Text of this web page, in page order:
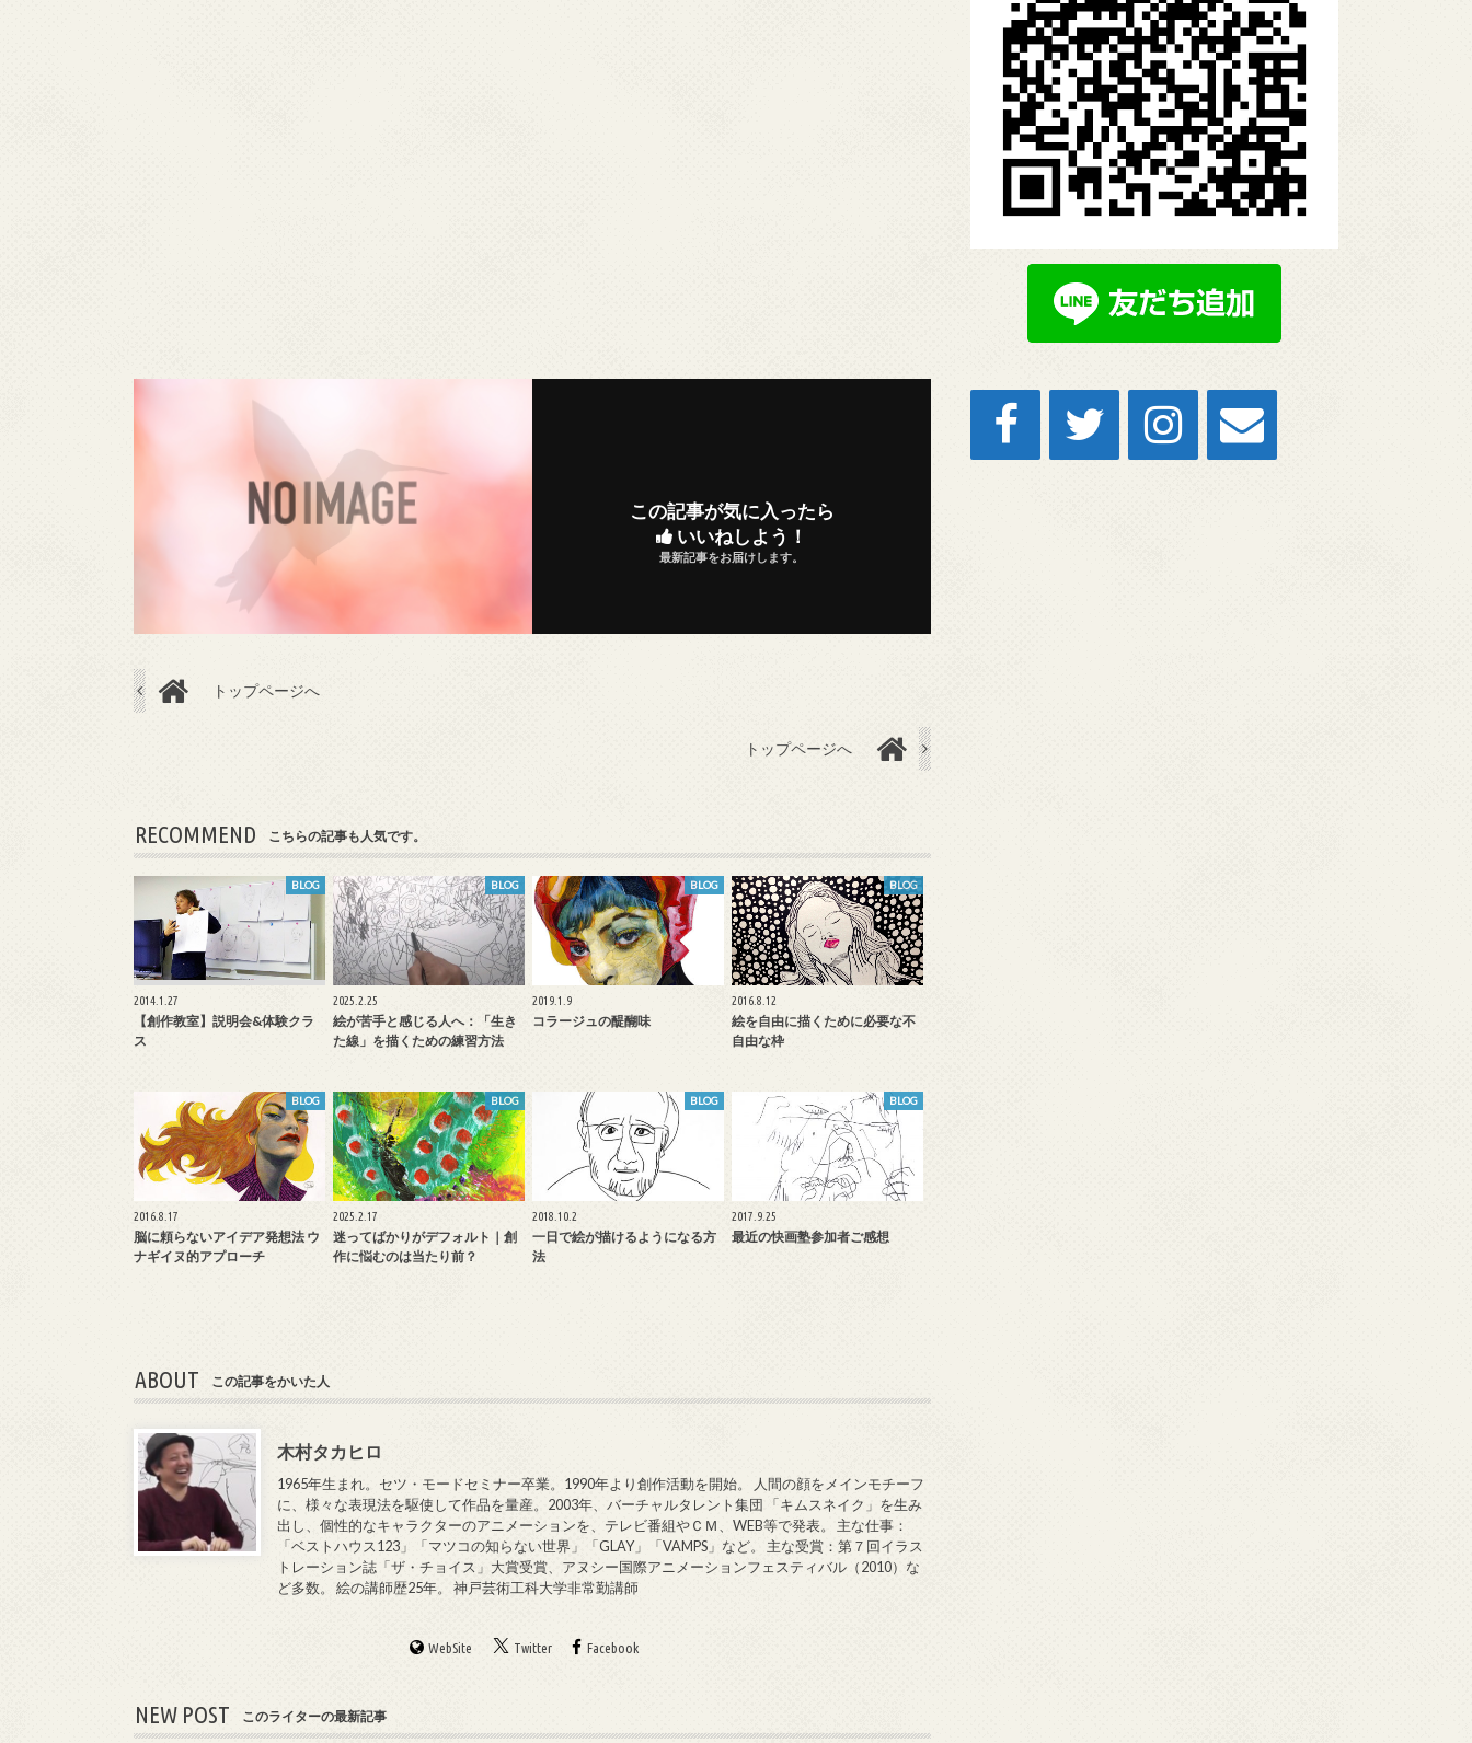
この記事が気に入ったら
いいねしよう！
最新記事をお届けします。
トップページへ
トップページへ
RECOMMEND こちらの記事も人気です。
BLOG
2014.1.27
【創作教室】説明会&体験クラ
ス
BLOG
2025.2.25
絵が苦手と感じる人へ：「生き
た線」を描くための練習方法
BLOG
2019.1.9
コラージュの醍醐味
BLOG
2016.8.12
絵を自由に描くために必要な不
自由な枠
BLOG
2016.8.17
脳に頼らないアイデア発想法 ウ
ナギイヌ的アプローチ
BLOG
2025.2.17
迷ってばかりがデフォルト｜創
作に悩むのは当たり前？
BLOG
2018.10.2
一日で絵が描けるようになる方
法
BLOG
2017.9.25
最近の快画塾参加者ご感想
ABOUT この記事をかいた人
木村タカヒロ
1965年生まれ。セツ・モードセミナー卒業。1990年より創作活動を開始。 人間の顔をメインモチーフ
に、様々な表現法を駆使して作品を量産。2003年、バーチャルタレント集団 「キムスネイク」を生み
出し、個性的なキャラクターのアニメーションを、テレビ番組やＣＭ、WEB等で発表。 主な仕事：
「ベストハウス123」「マツコの知らない世界」「GLAY」「VAMPS」など。 主な受賞：第７回イラス
トレーション誌「ザ・チョイス」大賞受賞、アヌシー国際アニメーションフェスティバル（2010）な
ど多数。 絵の講師歴25年。 神戸芸術工科大学非常勤講師
WebSite Twitter Facebook
NEW POST このライターの最新記事